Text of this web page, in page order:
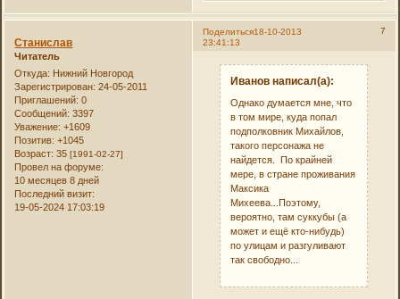
Поделиться 7
18-10-2013
23:41:13
Станислав
Читатель
Откуда: Нижний Новгород
Зарегистрирован: 24-05-2011
Приглашений: 0
Сообщений: 3397
Уважение: +1609
Позитив: +1045
Возраст: 35[1991-02-27]
Провел на форуме:
10 месяцев 8 дней
Последний визит:
19-05-2024 17:03:19
Иванов написал(а):
Однако думается мне, что
в том мире, куда попал
подполковник Михайлов,
такого персонажа не
найдется. По крайней
мере, в стране проживания
Максика
Михеева...Поэтому,
вероятно, там суккубы (а
может и ещё кто-нибудь)
по улицам и разгуливают
так свободно...